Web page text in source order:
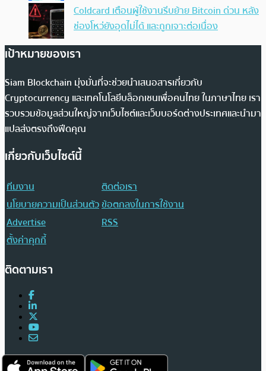
Coldcard เตือนผู้ใช้งานรีบย้าย Bitcoin ด่วน หลัง
ช่องโหว่ยังอุดไม่ได้ และถูกเจาะต่อเนื่อง
เป้าหมายของเรา
Siam Blockchain มุ่งมั่นที่จะช่วยนำเสนอสารเกี่ยวกับ
Cryptocurrency และเทคโนโลยีบล็อกเชนเพื่อคนไทย ในภาษาไทย เรา
รวบรวมข้อมูลส่วนใหญ่จากเว็บไซต์และเว็บบอร์ดต่างประเทศและนำมา
แปลส่งตรงถึงฟีดคุณ
เกี่ยวกับเว็บไซต์นี้
ทีมงาน
ติดต่อเรา
นโยบายความเป็นส่วนตัวข้อตกลงในการใช้งาน
Advertise
RSS
ตั้งค่าคุกกี้
ติดตามเรา